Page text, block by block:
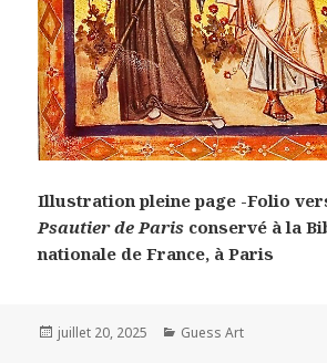
Illustration pleine page -Folio
Psautier de Paris conservé à la
nationale de France, à Paris
Posted
juillet 20, 2025 Categories
Guess Art